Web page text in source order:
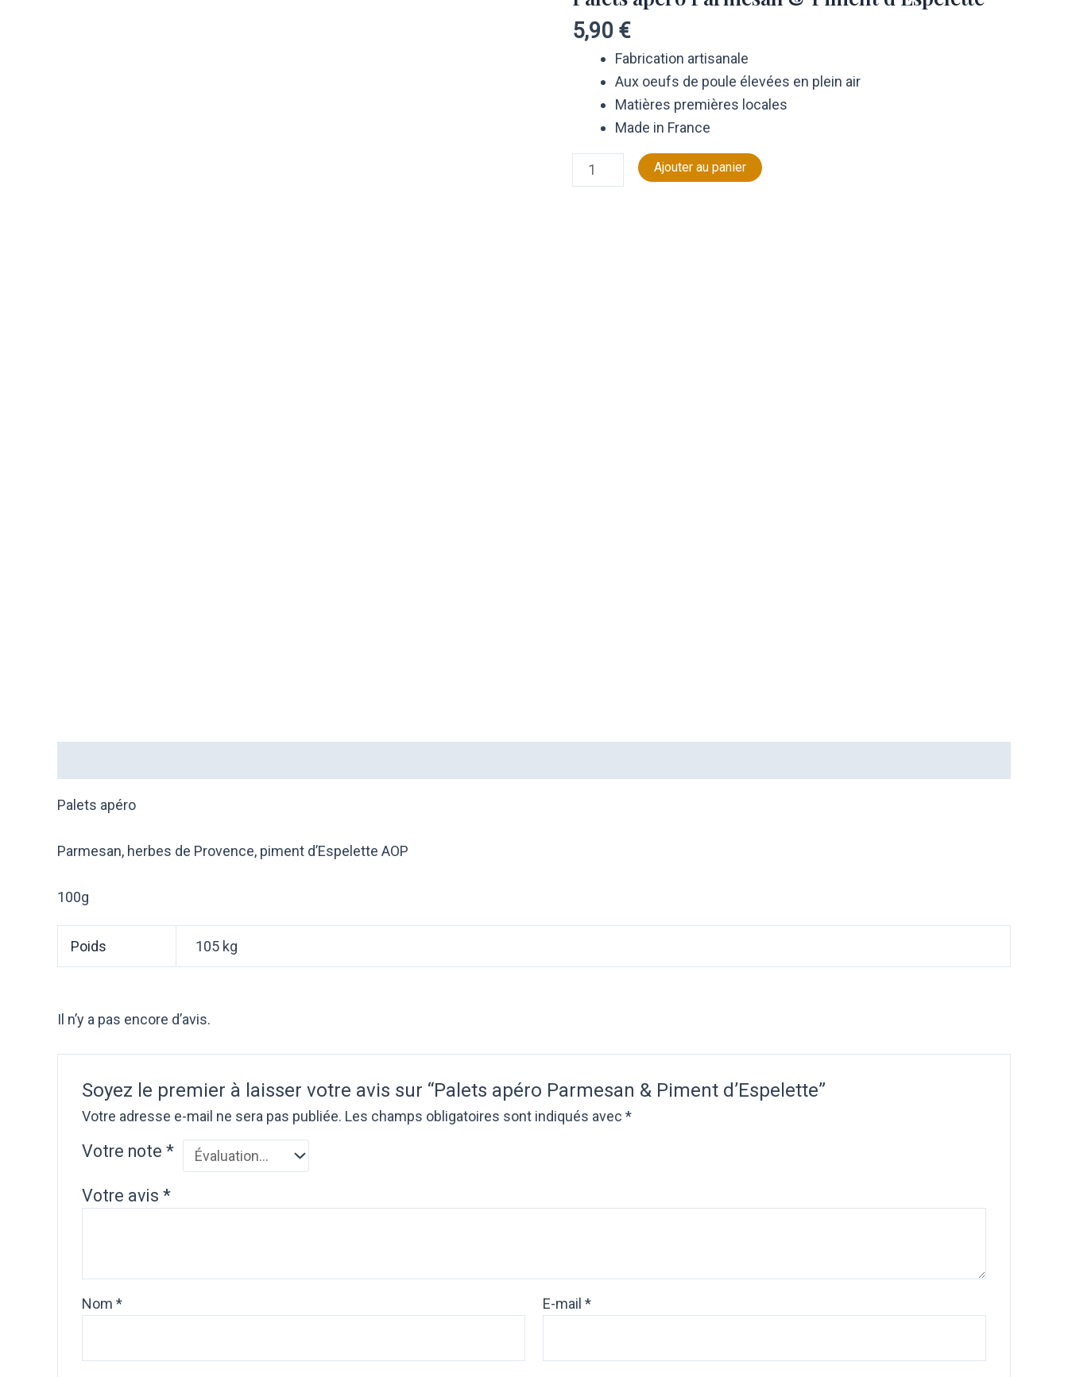
5,90 €
Fabrication artisanale
Aux oeufs de poule élevées en plein air
Matières premières locales
Made in France
apéro
Parmesan
d'Espelette
Ajouter au panier
Palets apéro
Parmesan, herbes de Provence, piment d’Espelette AOP
100g
Poids 105 kg
Il n’y a pas encore d’avis.
Soyez le premier à laisser votre avis sur “Palets apéro Parmesan & Piment d’Espelette”
Votre adresse e-mail ne sera pas publiée. Les champs obligatoires sont indiqués avec*
Votre note*
Votre avis*
Nom* E-mail*